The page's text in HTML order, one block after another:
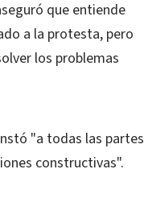
que entiende
a la protesta, pero
los problemas
"a todas las partes
constructivas".